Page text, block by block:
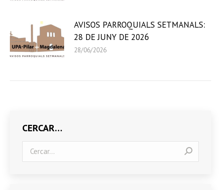
AVISOS PARROQUIALS SETMANALS:
28 DE JUNY DE 2026
28/06/2026
CERCAR…